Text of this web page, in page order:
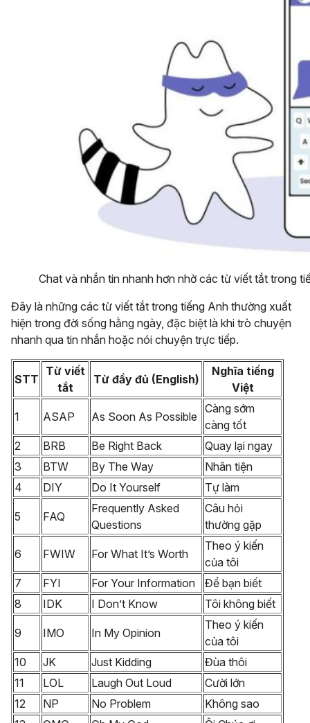
Chat và nhắn tin nhanh hơn nhờ các từ viết tắt trong
Đây là những các từ viết tắt trong tiếng Anh thường xuất
hiện trong đời sống hằng ngày, đặc biệt là khi trò chuyện
nhanh qua tin nhắn hoặc nói chuyện trực tiếp.
STT
Từ viết
tắt
Từ đầy đủ (English)
Nghĩa tiếng
Việt
1 ASAP As Soon As Possible
Càng sớm
càng tốt
2
BRB Be Right Back
Quay lại ngay
3
BTW By The Way
Nhân tiện
4
DIY Do It Yourself Tự làm
5 FAQ
Frequently Asked
Questions
Câu hỏi
thường gặp
6 FWIW For What It’s Worth
Theo ý kiến
của tôi
7
FYI For Your Information
Để bạn biết
8
IDK I Don’t Know Tôi không biết
9 IMO In My Opinion
Theo ý kiến
của tôi
10
JK Just Kidding
Đùa thôi
11
LOL Laugh Out Loud
Cười lớn
12
NP No Problem
Không sao